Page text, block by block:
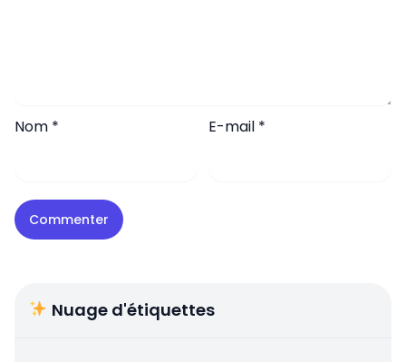
Nom * E-mail *
Nuage d'étiquettes